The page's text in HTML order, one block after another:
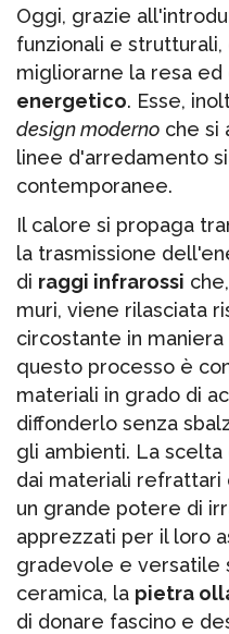
Oggi, grazie
funzionali e
migliorarne la resa
energetico. Esse,
design moderno che si
linee d'arredamento
contemporanee.
Il calore si propaga
la trasmissione
di raggi infrarossi
muri, viene rilasciata
circostante in
questo processo è
materiali in grado di
diffonderlo senza
gli ambienti. La
dai materiali refrattari
un grande potere di
apprezzati per il loro
gradevole e versatile
ceramica, la pietra
di donare fascino e